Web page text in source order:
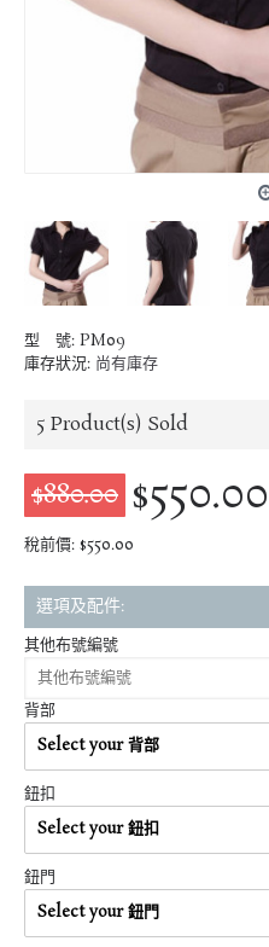
型 號: PM09
庫存狀況: 尚有庫存
5 Product(s) Sold
$880.00 $550.00
稅前價: $550.00
選項及配件:
其他布號編號
背部
Select your 背部
鈕扣
Select your 鈕扣
鈕門
Select your 鈕門